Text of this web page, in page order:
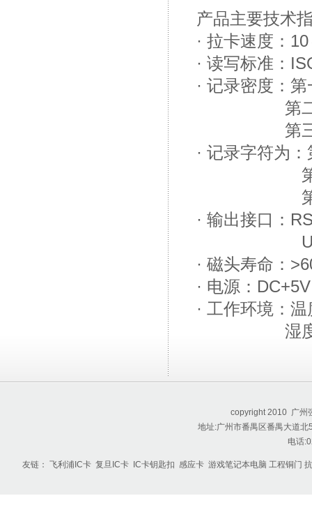
产品主要技术
· 拉卡速度：
· 读写标准：
· 记录密度：
第二磁
第三磁
· 记录字符为
第二磁
第三磁
· 输出接口：
· 磁头寿命：
· 电源：
· 工作环境：
湿度：
copyright 2010 广州
地址:广州市番禺区番禺大道
电话
友链： 飞利浦IC卡 复旦IC卡 IC卡钥匙扣 感应卡 游戏笔记本电脑 工程铜门